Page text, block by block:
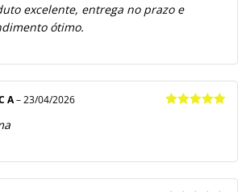
de 5
excelente, entrega no prazo e
ótimo.
A– 23/04/2026